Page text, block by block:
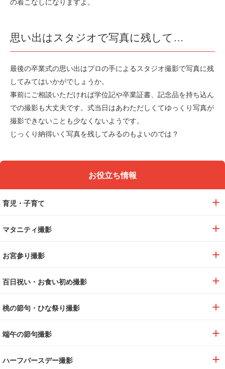
の着こなしになりますよ。
思い出はスタジオで写真に残して…
最後の卒業式の思い出はプロの手によるスタジオ撮影で写真に残
してみてはいかがでしょうか。
事前にご相談いただければ学位記や卒業証書、記念品を持ち込ん
での撮影も大丈夫です。式当日はあわただしくてゆっくり写真が
撮影できないことも少なくないようです。
じっくり納得いく写真を残してみるのもよいのでは？
お役立ち情報
育児・子育て
マタニティ撮影
お宮参り撮影
百日祝い・お食い初め撮影
桃の節句・ひな祭り撮影
端午の節句撮影
ハーフバースデー撮影